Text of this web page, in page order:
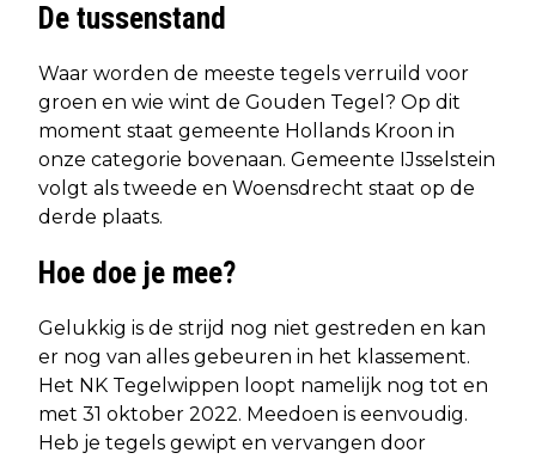
De tussenstand
Waar worden de meeste tegels verruild voor
groen en wie wint de Gouden Tegel? Op dit
moment staat gemeente Hollands Kroon in
onze categorie bovenaan. Gemeente IJsselstein
volgt als tweede en Woensdrecht staat op de
derde plaats.
Hoe doe je mee?
Gelukkig is de strijd nog niet gestreden en kan
er nog van alles gebeuren in het klassement.
Het NK Tegelwippen loopt namelijk nog tot en
met 31 oktober 2022. Meedoen is eenvoudig.
Heb je tegels gewipt en vervangen door